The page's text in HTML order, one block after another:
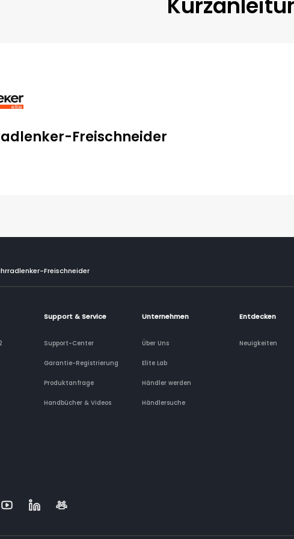
Freischneider
Freischneider
Support & Service
Support-Center
Garantie-Registrierung
Produktanfrage
Handbücher & Videos
Unternehmen
Über Uns
Elite Lab
Händler werden
Händlersuche
Entdecken
Neuigkeiten